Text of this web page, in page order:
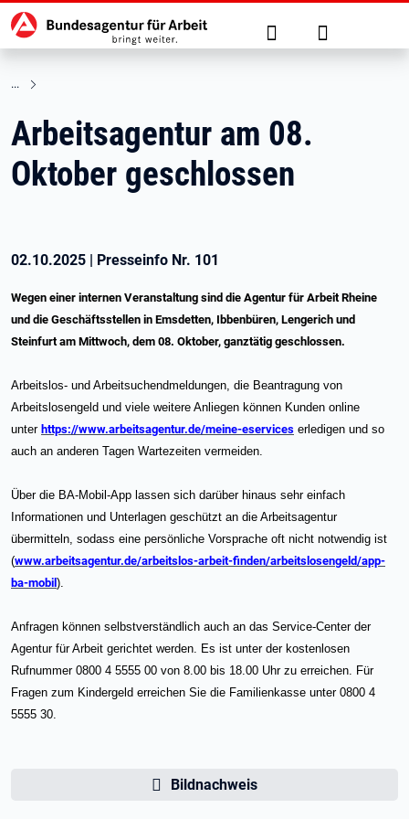
zu den Hauptinhalten springen
Hauptnavigation Suche Anmelden
Arbeitsagentur am 08.
Oktober geschlossen
02.10.2025 | Presseinfo Nr. 101
Wegen einer internen Veranstaltung sind die Agentur für Arbeit Rheine
und die Geschäftsstellen in Emsdetten, Ibbenbüren, Lengerich und
Steinfurt am Mittwoch, dem 08. Oktober, ganztätig geschlossen.
Arbeitslos- und Arbeitsuchendmeldungen, die Beantragung von
Arbeitslosengeld und viele weitere Anliegen können Kunden online
unter https://www.arbeitsagentur.de/meine-eservices erledigen und so
auch an anderen Tagen Wartezeiten vermeiden.
Über die BA-Mobil-App lassen sich darüber hinaus sehr einfach
Informationen und Unterlagen geschützt an die Arbeitsagentur
übermitteln, sodass eine persönliche Vorsprache oft nicht notwendig ist
(www.arbeitsagentur.de/arbeitslos-arbeit-finden/arbeitslosengeld/app-
ba-mobil ).
Anfragen können selbstverständlich auch an das Service-Center der
Agentur für Arbeit gerichtet werden. Es ist unter der kostenlosen
Rufnummer 0800 4 5555 00 von 8.00 bis 18.00 Uhr zu erreichen. Für
Fragen zum Kindergeld erreichen Sie die Familienkasse unter 0800 4
5555 30.
Bildnachweis